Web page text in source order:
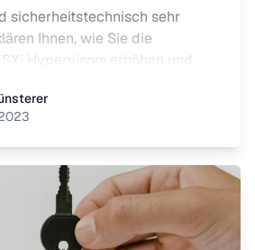
sicherheitstechnisch sehr
Ihnen, wie Sie die
Hypervisors erhöhen und